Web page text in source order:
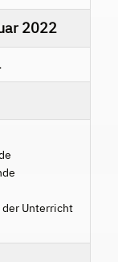
2022
der Unterricht